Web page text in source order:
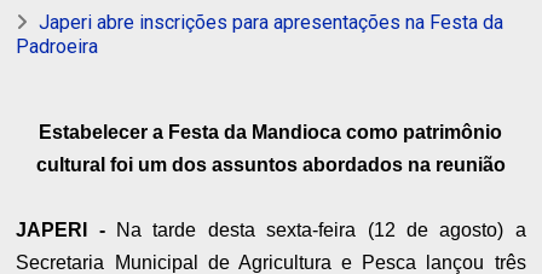
Japeri abre inscrições para apresentações na Festa da
Padroeira
Estabelecer a Festa da Mandioca como patrimônio
cultural foi um dos assuntos abordados na reunião
JAPERI -
Na tarde desta sexta-feira (12 de agosto) a
Secretaria Municipal de Agricultura e Pesca lançou três